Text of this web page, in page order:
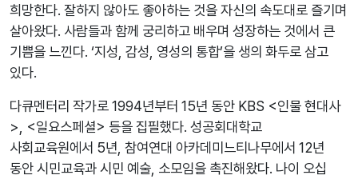
희망한다. 잘하지 않아도 좋아하는 것을 자신의 속도대로 즐기며
살아왔다. 사람들과 함께 궁리하고 배우며 성장하는 것에서 큰
기쁨을 느낀다. ‘지성, 감성, 영성의 통합’을 생의 화두로 삼고
있다.
다큐멘터리 작가로 1994년부터 15년 동안 KBS <인물 현대사
>, <일요스페셜> 등을 집필했다. 성공회대학교
사회교육원에서 5년, 참여연대 아카데미느티나무에서 12년
동안 시민교육과 시민 예술, 소모임을 촉진해왔다. 나이 오십